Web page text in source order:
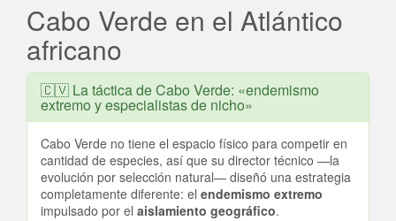
Cabo Verde en el Atlántico
africano
🇨🇻 La táctica de Cabo Verde: «endemismo
extremo y especialistas de nicho»
Cabo Verde no tiene el espacio físico para competir en
cantidad de especies, así que su director técnico —la
evolución por selección natural— diseñó una estrategia
completamente diferente: el endemismo extremo
impulsado por el aislamiento geográfico.